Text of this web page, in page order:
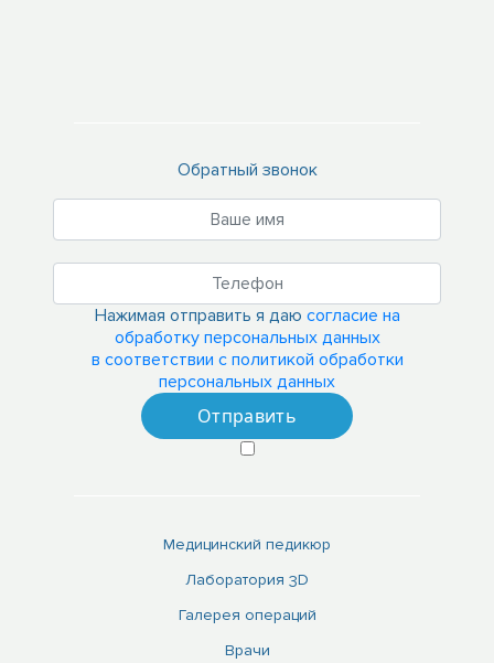
Обратный звонок
Нажимая отправить я даю согласие на
обработку персональных данных
в соответствии с политикой обработки
персональных данных
Медицинский педикюр
Лаборатория 3D
Галерея операций
Врачи